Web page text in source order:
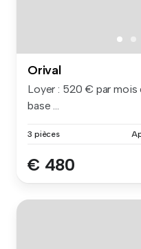
Orival
Loyer : 520 € par
base ...
3 pièces
€ 480